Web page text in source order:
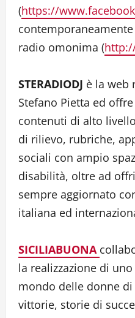
(https://
radio omonima (
STERADIODJ è la web
Stefano Pietta ed
contenuti di alto
di rilievo, rubriche,
sociali con ampio
disabilità, oltre ad
sempre aggiornato
italiana ed
SICILIABUONA
la realizzazione di
mondo delle donne
vittorie, storie di